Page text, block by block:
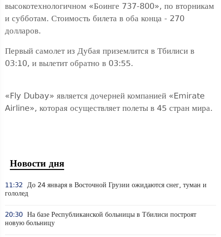
высокотехнологичном «Боинге 737-800», по вторникам
и субботам. Стоимость билета в оба конца - 270
долларов.
Первый самолет из Дубая приземлится в Тбилиси в
03:10, и вылетит обратно в 03:55.
«Fly Dubay» является дочерней компанией «Emirate
Airline», которая осуществляет полеты в 45 стран мира.
Новости дня
11:32 До 24 января в Восточной Грузии ожидаются снег, туман и
гололед
20:30 На базе Республиканской больницы в Тбилиси построят
новую больницу